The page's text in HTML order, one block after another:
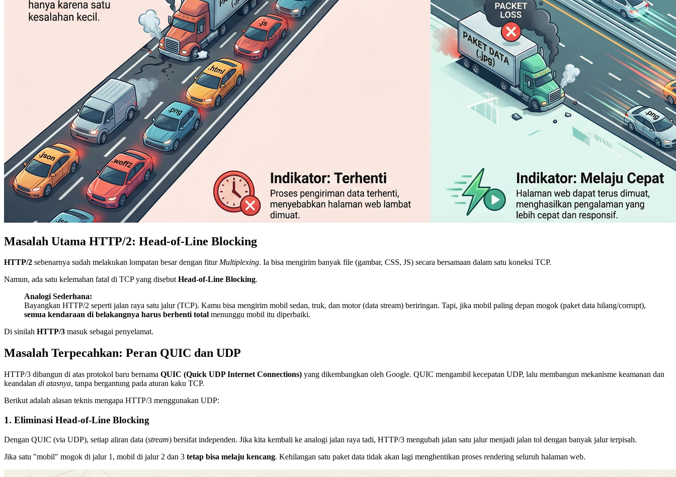
Masalah Utama HTTP/2: Head-of-Line Blocking
HTTP/2 sebenarnya sudah melakukan lompatan besar dengan fiturMultiplexing. Ia bisa mengirim banyak file (gambar, CSS, JS) secara bersamaan dalam satu koneksi TCP.
Namun, ada satu kelemahan fatal di TCP yang disebutHead-of-Line Blocking.
Analogi Sederhana:
Bayangkan HTTP/2 seperti jalan raya satu jalur (TCP). Kamu bisa mengirim mobil sedan, truk, dan motor (data stream) beriringan. Tapi, jika mobil paling depan mogok (paket data hilang/corrupt),
semua kendaraan di belakangnya harus berhenti total menunggu mobil itu diperbaiki.
Di sinilah HTTP/3 masuk sebagai penyelamat.
Masalah Terpecahkan: Peran QUIC dan UDP
HTTP/3 dibangun di atas protokol baru bernama QUIC (Quick UDP Internet Connections) yang dikembangkan oleh Google. QUIC mengambil kecepatan UDP, lalu membangun mekanisme keamanan dan
keandalan di atasnya, tanpa bergantung pada aturan kaku TCP.
Berikut adalah alasan teknis mengapa HTTP/3 menggunakan UDP:
1. Eliminasi Head-of-Line Blocking
Dengan QUIC (via UDP), setiap aliran data (stream) bersifat independen. Jika kita kembali ke analogi jalan raya tadi, HTTP/3 mengubah jalan satu jalur menjadi jalan tol dengan banyak jalur terpisah.
Jika satu "mobil" mogok di jalur 1, mobil di jalur 2 dan 3 tetap bisa melaju kencang. Kehilangan satu paket data tidak akan lagi menghentikan proses rendering seluruh halaman web.